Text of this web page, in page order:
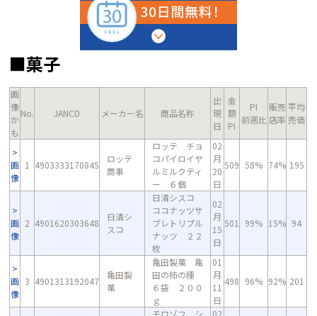
■菓子
画
像
か
も
No. JANCD メーカー名 商品名称
出
現
日
金
額
PI
PI
前週比
販売
店率
平均
売価
画
像
1 4903333170845
ロッテ
商事
ロッテ チョ
コパイロイヤ
ルミルクティ
ー ６個
02
月
20
日
509 58% 74% 195
画
像
2 4901620303648
日清シ
スコ
日清シスコ
ココナッツサ
ブレトリプル
ナッツ ２２
枚
02
月
15
日
501 99% 15% 94
画
像
3 4901313192047
亀田製
菓
亀田製菓 亀
田の柿の種
６袋 ２００
ｇ
01
月
11
日
498 96% 92% 201
モロゾフ シ
02